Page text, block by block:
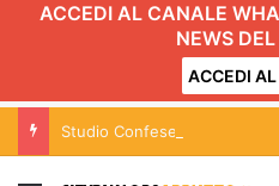
ACCEDI AL CANALE
NEWS
ACCEDI